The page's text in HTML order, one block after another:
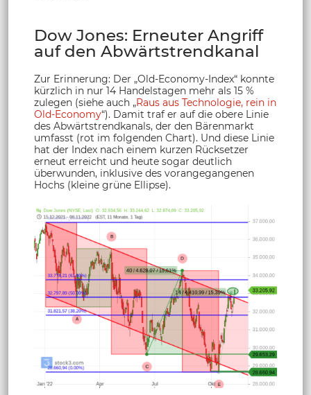
Dow Jones: Erneuter Angriff
auf den Abwärtstrendkanal
Zur Erinnerung: Der „Old-Economy-Index“ konnte
kürzlich in nur 14 Handelstagen mehr als 15 %
zulegen (siehe auch „Raus aus Technologie, rein in
Old-Economy“). Damit traf er auf die obere Linie
des Abwärtstrendkanals, der den Bärenmarkt
umfasst (rot im folgenden Chart). Und diese Linie
hat der Index nach einem kurzen Rücksetzer
erneut erreicht und heute sogar deutlich
überwunden, inklusive des vorangegangenen
Hochs (kleine grüne Ellipse).